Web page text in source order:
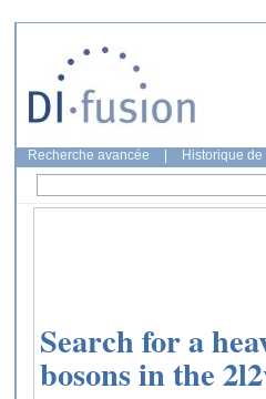
Recherche avancée Historique
Search for a
bosons in the